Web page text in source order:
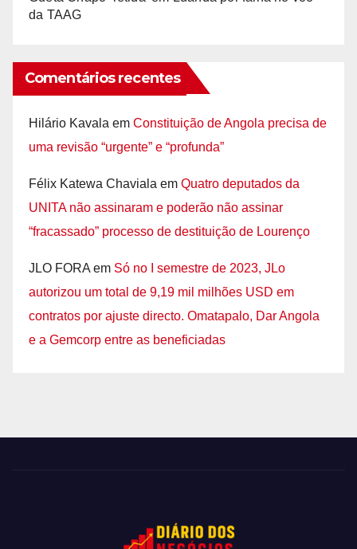
da TAAG
Comentários recentes
Hilário Kavala em Constituição de Angola precisa de
uma revisão “urgente” e “profunda”
Félix Katewa Chaviala em Quatro deputados da
UNITA não assinaram e poderão não assinar
“fracassado” processo de destituição de Lourenço
JLO FORAem Só no I semestre de 2023, JLo
autorizou um total de 9,19 mil milhões USD em
contratos por ajuste directo. Omatapalo, Dar Angola
e a Gemcorp entre as beneficiadas